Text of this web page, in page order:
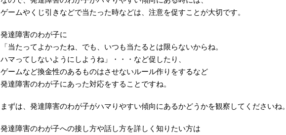
ゲームやくじ引きなどで当たった時などは、注意を促すことが大切です。
発達障害のわが子に
「当たってよかったね、でも、いつも当たるとは限らないからね。
ハマってしないようにしようね」・・・など促したり、
ゲームなど換金性のあるものはさせないルール作りをするなど
発達障害のわが子にあった対応をすることですね。
まずは、発達障害のわが子がハマりやすい傾向にあるかどうかを観察してくださいね。
発達障害のわが子への接し方や話し方を詳しく知りたい方は